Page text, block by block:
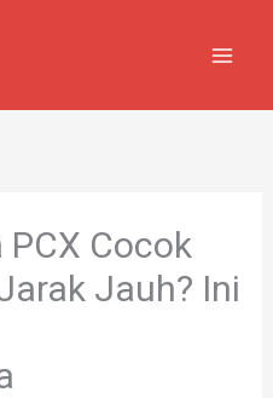
Cocok
Jauh? Ini